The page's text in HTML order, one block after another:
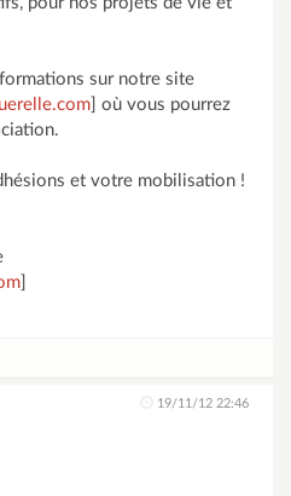
sur notre site
] où vous pourrez
et votre mobilisation !
19/11/12 22:46